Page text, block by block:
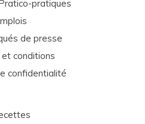
pratiques
de presse
conditions
confidentialité